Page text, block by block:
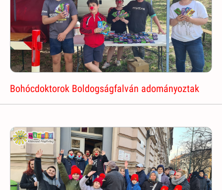
Bohócdoktorok Boldogságfalván adományoztak